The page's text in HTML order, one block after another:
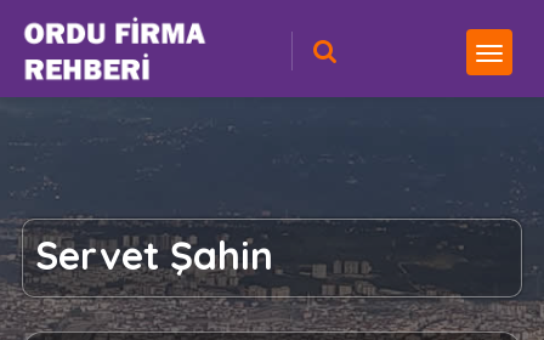
Servet Şahin